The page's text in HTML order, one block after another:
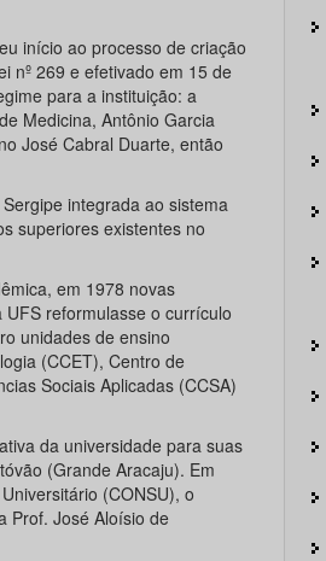
início ao processo de criação
nº 269 e efetivado em 15 de
para a instituição: a
Medicina, Antônio Garcia
José Cabral Duarte, então
integrada ao sistema
superiores existentes no
em 1978 novas
reformulasse o currículo
unidades de ensino
(CCET), Centro de
Sociais Aplicadas (CCSA)
da universidade para suas
(Grande Aracaju). Em
(CONSU), o
Prof. José Aloísio de